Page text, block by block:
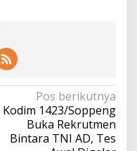
Pos berikutnya
Kodim 1423/Soppeng
Buka Rekrutmen
Bintara TNI AD, Tes